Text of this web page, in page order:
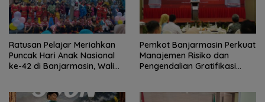
Ratusan Pelajar Meriahkan
Puncak Hari Anak Nasional
ke-42 di Banjarmasin, Wali
Pemkot Banjarmasin Perkuat
Manajemen Risiko dan
Pengendalian Gratifikasi